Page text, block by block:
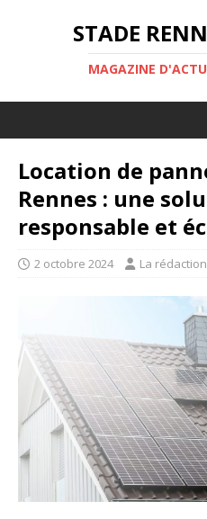
STADE
MAGAZINE
Location de
Rennes : une
responsable et
2 octobre 2024 La rédaction